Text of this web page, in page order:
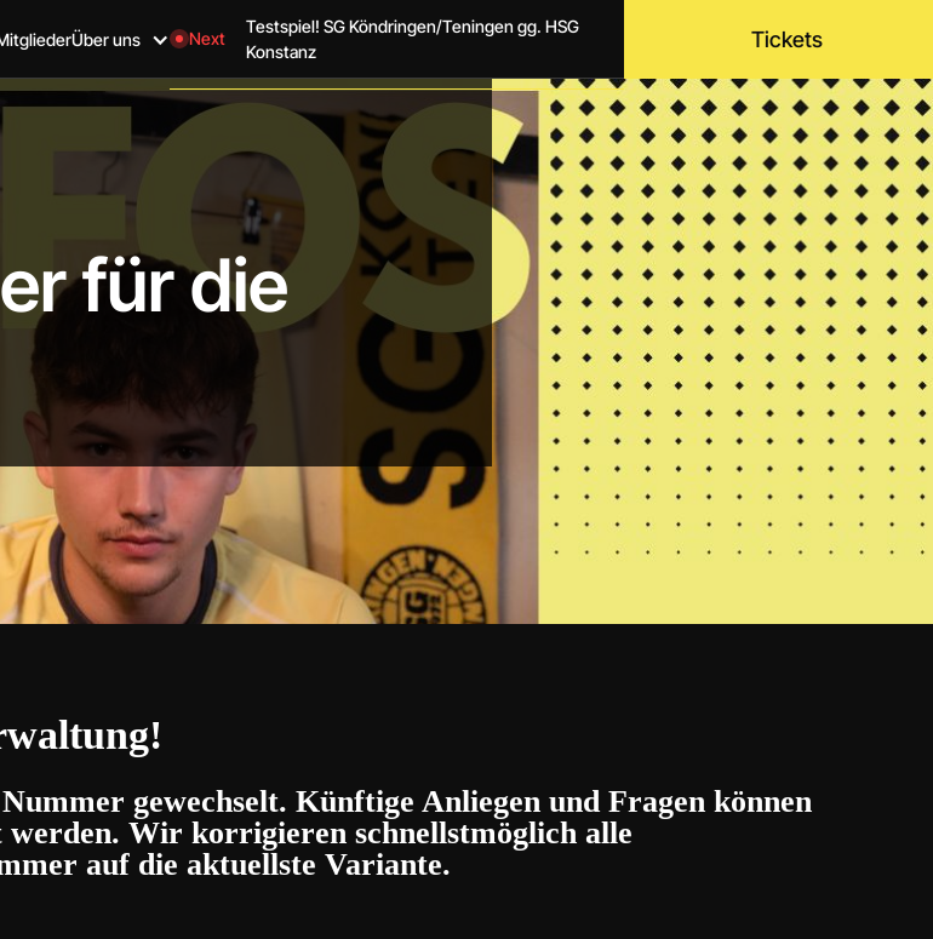
Über uns Next
Testspiel! SG Köndringen/Teningen gg. HSG
Konstanz
Tickets
für die
gewechselt. Künftige Anliegen und Fragen können
werden. Wir korrigieren schnellstmöglich alle
auf die aktuellste Variante.